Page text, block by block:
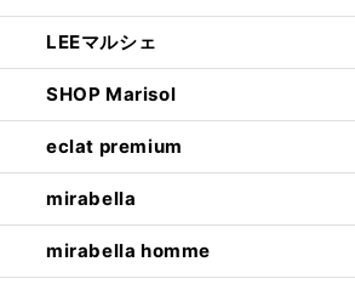
LEEマルシェ
SHOP Marisol
eclat premium
mirabella
mirabella homme